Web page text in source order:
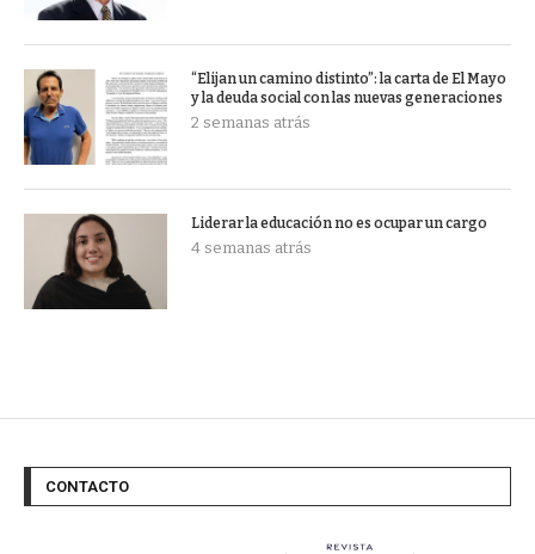
“Elijan un camino distinto”: la carta de El Mayo
y la deuda social con las nuevas generaciones
2 semanas atrás
Liderar la educación no es ocupar un cargo
4 semanas atrás
CONTACTO